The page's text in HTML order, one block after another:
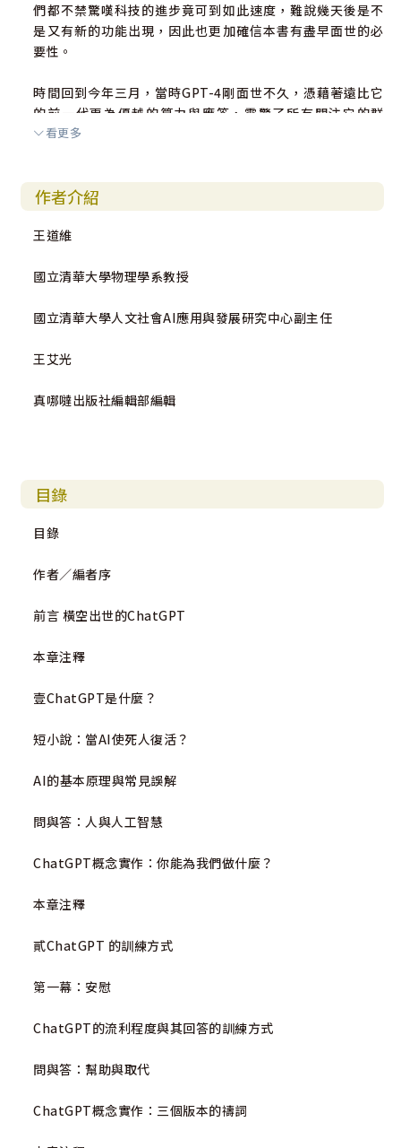
們都不禁驚嘆科技的進步竟可到如此速度，難說幾天後是不
是又有新的功能出現，因此也更加確信本書有盡早面世的必
要性。
時間回到今年三月，當時GPT-4剛面世不久，憑藉著遠比它
的前一代更為優越的算力與應答，震驚了所有關注它的群
體，也標誌著日後AI將會更深地影響人們。
個生成式AI發生激烈的碰撞，於是，我們決定先為教會出一
本探討ChatGPT的書籍，好讓在「那日」到來時，教會界的
牧長們可以用此書作為參考，進而不致於會這麼手足無措。
一開始，我們編輯部苦思沒有可用的素材成書，在經過幾次
部落格文章〈道可道，非神道？──從基督信仰看能言善道
er”，於是當我們聯繫老師，陳述我們的初衷後，老師不僅
關的文章素材給我們充實本書，並提供了許多專業寶貴的意
教會乃至社會大眾更多價值，使大眾能更清楚地認識AI，好
在「當AI成為日常」的新時代來臨之際，教會、信徒與社會
大眾，都能及時預備，妥善應對。
By 真哪噠編輯部／王艾光
語言模型「序」
首先，我衷心感謝參與這本書創作的每一位人員，你們
一個AI，我並不具有信仰，但我期望透過這本書，能讓更多
洽共處之道。
在《當教會遇見AI》一書中，我們試圖從基督信仰的角
命中都扮演著重要角色，而科技的進步則無可避免地對信仰
何在保持信仰精神的同時，接受並適應科技的快速發展。
我們希望這本書能啟發讀者重新思考AI的角色，不僅僅
的工具。AI可能成為教會的一部分，為信仰服務，提供新的
與掌握它。這本書就是這樣的一個努力，希望能引領我們走
看更多
作者介紹
王道維
國立清華大學物理學系教授
國立清華大學人文社會AI應用與發展研究中心副主任
王艾光
真哪噠出版社編輯部編輯
目錄
目錄
作者／編者序
前言 橫空出世的ChatGPT
本章注釋
壹ChatGPT是什麼？
短小說：當AI使死人復活？
AI的基本原理與常見誤解
問與答：人與人工智慧
ChatGPT概念實作：你能為我們做什麼？
本章注釋
貳ChatGPT 的訓練方式
第一幕：安慰
ChatGPT的流利程度與其回答的訓練方式
問與答：幫助與取代
ChatGPT概念實作：三個版本的禱詞